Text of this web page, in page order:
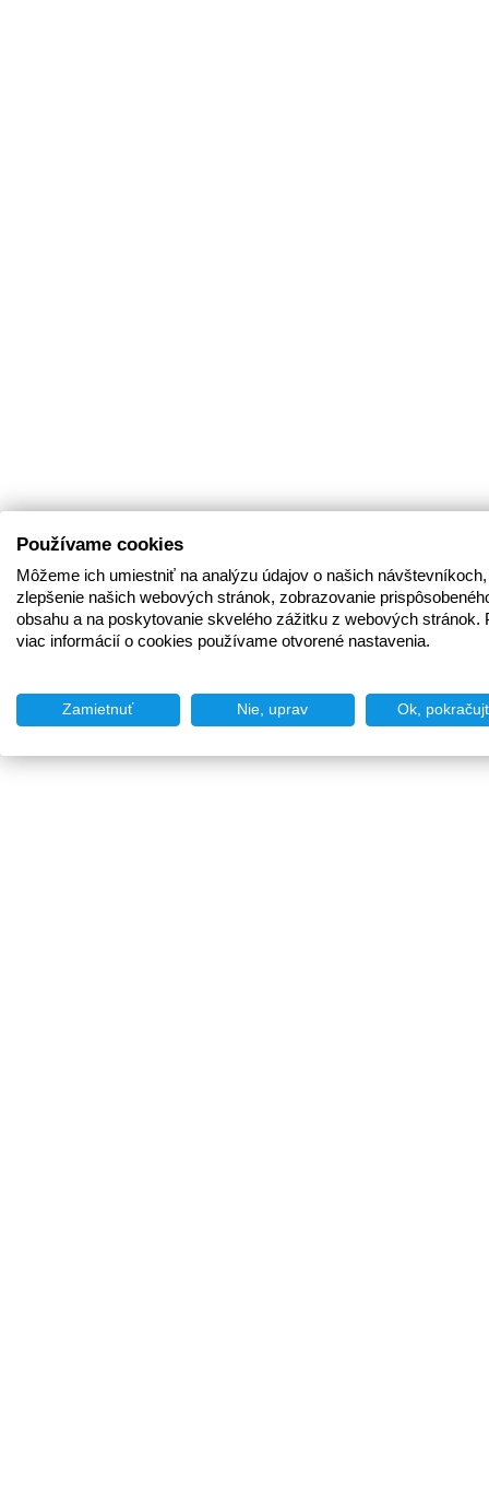
Používame cookies
Môžeme ich umiestniť na analýzu údajov o našich
zlepšenie našich webových stránok, zobrazovanie
obsahu a na poskytovanie skvelého zážitku z webových stránok.
viac informácií o cookies používame otvorené nastavenia.
Zamietnuť Nie, uprav Ok,